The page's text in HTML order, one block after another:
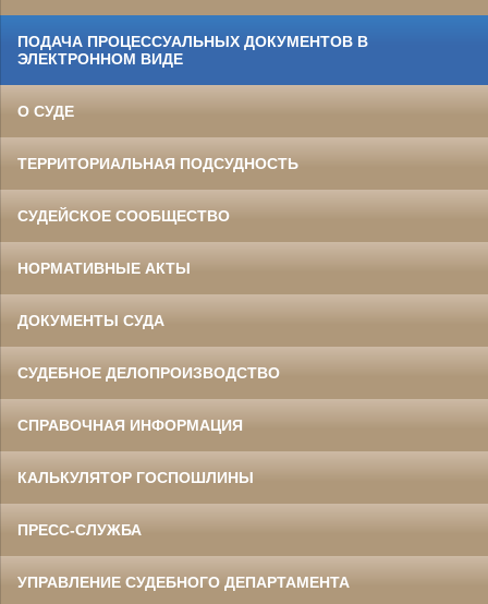
ПОДАЧА ПРОЦЕССУАЛЬНЫХ ДОКУМЕНТОВ В
ЭЛЕКТРОННОМ ВИДЕ
О СУДЕ
ТЕРРИТОРИАЛЬНАЯ ПОДСУДНОСТЬ
СУДЕЙСКОЕ СООБЩЕСТВО
НОРМАТИВНЫЕ АКТЫ
ДОКУМЕНТЫ СУДА
СУДЕБНОЕ ДЕЛОПРОИЗВОДСТВО
СПРАВОЧНАЯ ИНФОРМАЦИЯ
КАЛЬКУЛЯТОР ГОСПОШЛИНЫ
ПРЕСС-СЛУЖБА
УПРАВЛЕНИЕ СУДЕБНОГО ДЕПАРТАМЕНТА